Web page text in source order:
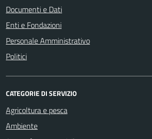
Documenti e Dati
Enti e Fondazioni
Personale Amministrativo
Politici
CATEGORIE DI SERVIZIO
Agricoltura e pesca
Ambiente